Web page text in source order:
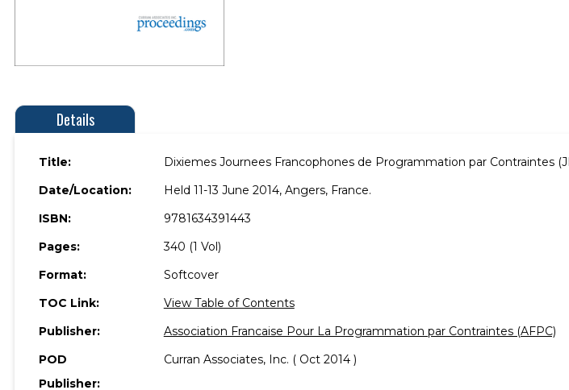
Details
Title:
Dixiemes Journees Francophones de Programmation par Contraintes
Date/Location:
Held 11-13 June 2014, Angers, France.
ISBN:
9781634391443
Pages:
340 (1 Vol)
Format:
Softcover
TOC Link:
View Table of Contents
Publisher:
Association Francaise Pour La Programmation par Contraintes (AFPC)
POD
Publisher:
Curran Associates, Inc. ( Oct 2014 )